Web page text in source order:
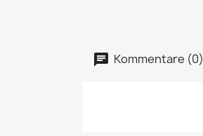
Kommentare (0)